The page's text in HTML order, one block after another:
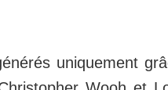
uniquement